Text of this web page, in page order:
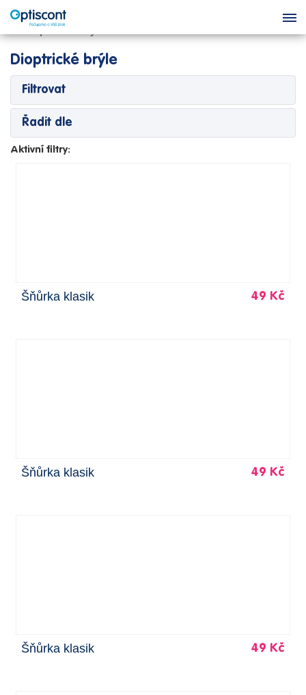
Dioptrické brýle
Filtrovat
Řadit dle
Aktivní filtry:
Šňůrka klasik 49 Kč
Šňůrka klasik 49 Kč
Šňůrka klasik 49 Kč